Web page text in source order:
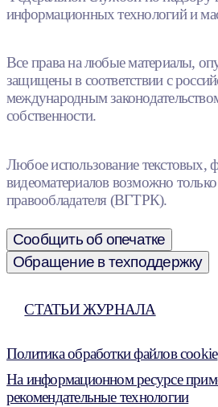
информационных технологий и
Все права на любые материалы,
защищены в соответствии с
международным
собственности.
Любое использование текстовых,
видеоматериалов возможно только
правообладателя (ВГТРК).
Сообщить об опечатке
Обращение в техподдержку
СТАТЬИ ЖУРНАЛА
Политика обработки файлов cookie
На информационном ресурсе
рекомендательные технологии